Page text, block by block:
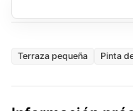
Terraza pequeña Pinta